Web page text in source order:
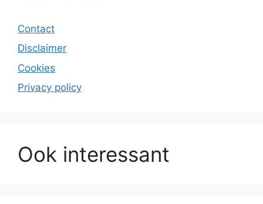
Contact
Disclaimer
Cookies
Privacy policy
Ook interessant